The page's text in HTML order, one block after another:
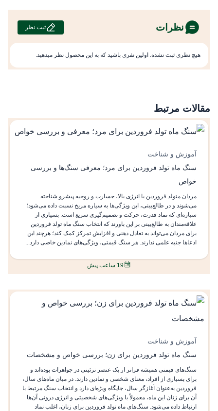
نظرات ثبت نظر
هیچ نظری ثبت نشده. اولین نفری باشید که به این محصول نظر میدهید.
مقالات مرتبط
آموزش و شناخت
سنگ ماه تولد فروردین برای مرد؛ معرفی سنگ‌ها و بررسی
خواص
مردان متولد فروردین با انرژی بالا، جسارت و روحیه پیشرو شناخته
می‌شوند و در طالع‌بینی، این ویژگی‌ها به سیاره مریخ نسبت داده می‌شود؛
سیاره‌ای که نماد قدرت، حرکت و تصمیم‌گیری سریع است. بسیاری از
علاقه‌مندان به طالع‌بینی بر این باورند که انتخاب سنگ ماه تولد فروردین
برای مردان می‌تواند به تعادل ذهنی و افزایش تمرکز کمک کند؛ هرچند این
ادعاها جنبه علمی ندارند. هر سنگ قیمتی، ویژگی‌های نمادین خاصی دارد...
19 ساعت پیش
آموزش و شناخت
سنگ ماه تولد فروردین برای زن؛ بررسی خواص و مشخصات
سنگ‌های قیمتی همیشه فراتر از یک عنصر تزئینی در جواهرات بوده‌اند و
برای بسیاری از افراد، معنای شخصی و نمادین دارند. در میان ماه‌های سال،
فروردین به‌عنوان آغازگر سال، جایگاه ویژه‌ای دارد و انتخاب سنگ مرتبط با
آن برای زنان این ماه، معمولاً با ویژگی‌های شخصیتی و انرژی درونی آن‌ها
ارتباط داده می‌شود. سنگ‌های ماه تولد فروردین برای زنان، اغلب نماد